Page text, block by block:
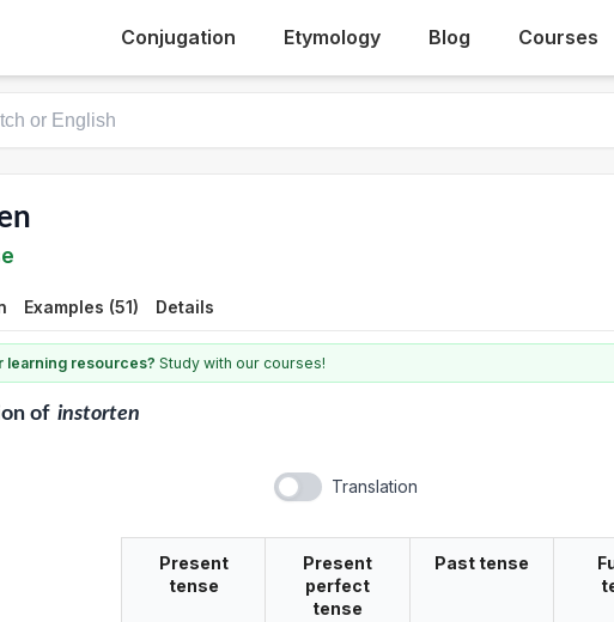
Conjugation Etymology Blog Courses
Examples (51) Details
learning resources? Study with our courses!
of instorten
Translation
Present
tense
Present
perfect
tense
Past tense